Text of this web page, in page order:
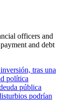
officers and
and debt
tras una
política
pública
podrían